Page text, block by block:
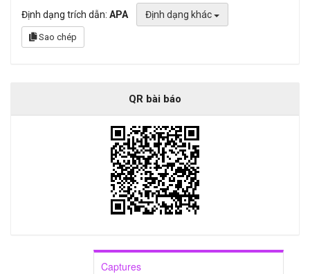
Định dạng trích dẫn: APA Định dạng khác
Sao chép
QR bài báo
Captures